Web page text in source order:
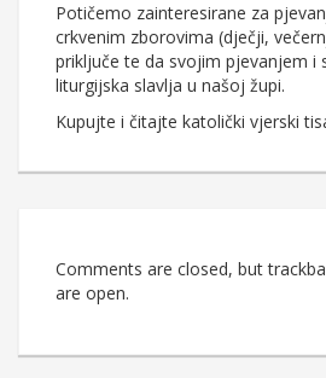
Potičemo zainteresirane za
crkvenim zborovima (dječji,
priključe te da svojim pjevanjem i
liturgijska slavlja u našoj župi.
Kupujte i čitajte katolički vjerski
Comments are closed, but
are open.